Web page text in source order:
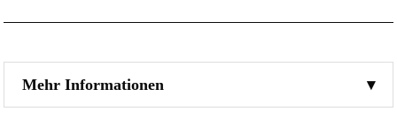
Mehr Informationen